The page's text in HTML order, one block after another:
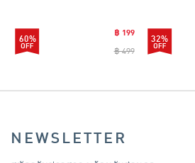
60%
฿ 199
฿ 499
32%
NEWSLETTER